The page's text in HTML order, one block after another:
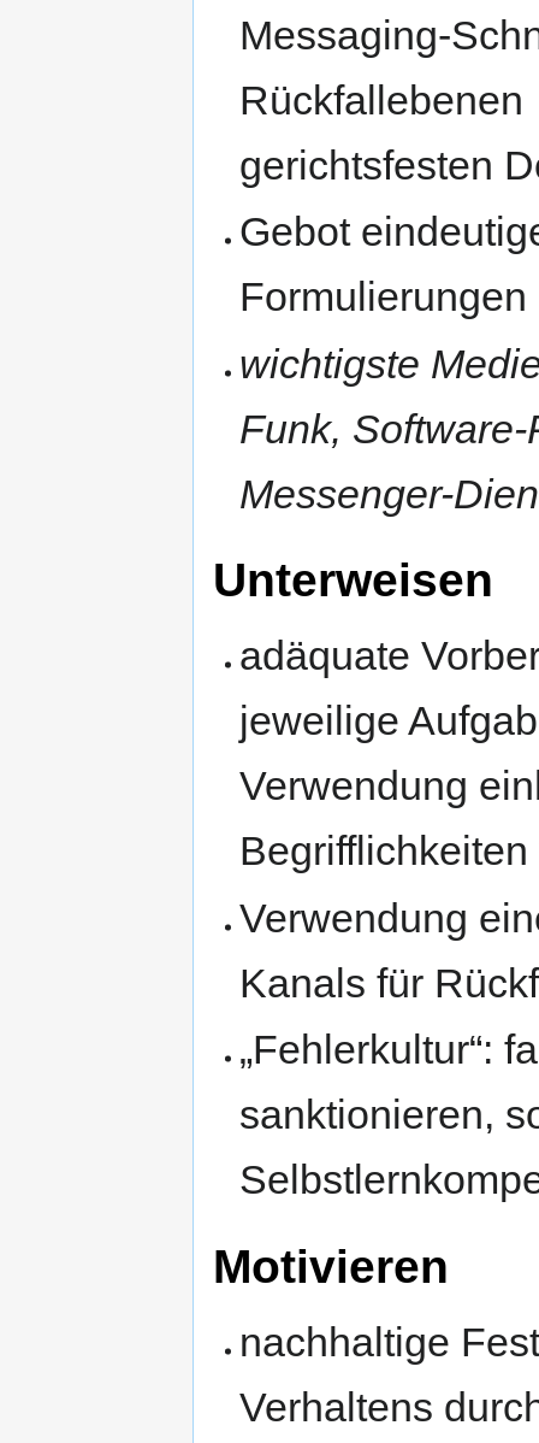
Messaging-
gerichtsfesten
Gebot
Formulierungen
wichtigste
Funk,
Messenger-
Unterweisen
adäquate
jeweilige
Verwendung
Verwendung
Kanals für
„Fehlerkultur“:
sanktionieren,
Motivieren
nachhaltige
Verhaltens